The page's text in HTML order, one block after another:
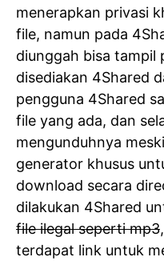
menerapkan privasi
file, namun pada
diunggah bisa tampil
disediakan 4Shared
pengguna 4Shared
file yang ada, dan
mengunduhnya
generator khusus
download secara
dilakukan 4Shared
file ilegal seperti mp3
terdapat link untuk